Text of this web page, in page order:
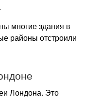
многие здания в
районы отстроили
Лондона. Это